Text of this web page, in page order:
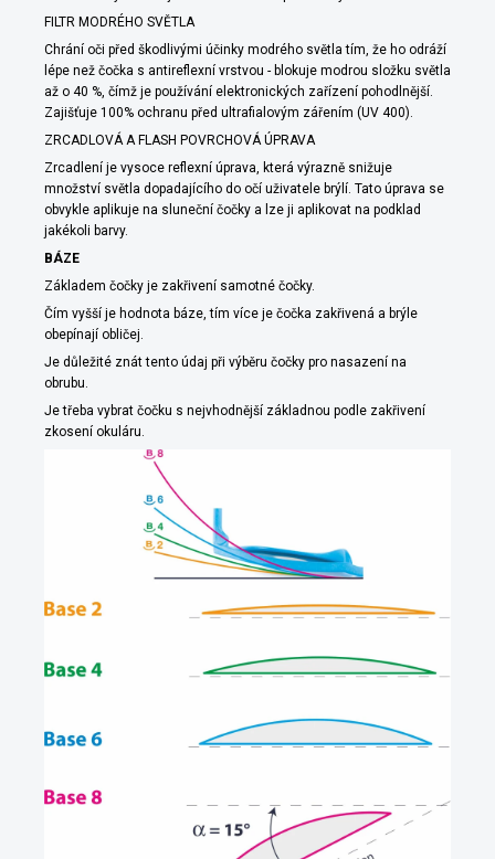
FILTR MODRÉHO SVĚTLA
Chrání oči před škodlivými účinky modrého světla tím, že ho odráží
lépe než čočka s antireflexní vrstvou - blokuje modrou složku světla
až o 40 %, čímž je používání elektronických zařízení pohodlnější.
Zajišťuje 100% ochranu před ultrafialovým zářením (UV 400).
ZRCADLOVÁ A FLASH POVRCHOVÁ ÚPRAVA
Zrcadlení je vysoce reflexní úprava, která výrazně snižuje
množství světla dopadajícího do očí uživatele brýlí. Tato úprava se
obvykle aplikuje na sluneční čočky a lze ji aplikovat na podklad
jakékoli barvy.
BÁZE
Základem čočky je zakřivení samotné čočky.
Čím vyšší je hodnota báze, tím více je čočka zakřivená a brýle
obepínají obličej.
Je důležité znát tento údaj při výběru čočky pro nasazení na
obrubu.
Je třeba vybrat čočku s nejvhodnější základnou podle zakřivení
zkosení okuláru.